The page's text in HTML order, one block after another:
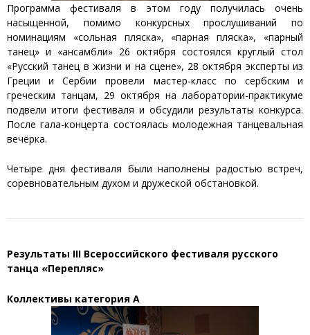
Программа фестиваля в этом году получилась очень
насыщенной, помимо конкурсных прослушиваний по
номинациям «сольная пляска», «парная пляска», «парный
танец» и «ансамбли» 26 октября состоялся круглый стол
«Русский танец в жизни и на сцене», 28 октября эксперты из
Греции и Сербии провели мастер-класс по сербским и
греческим танцам, 29 октября на лаборатории-практикуме
подвели итоги фестиваля и обсудили результаты конкурса.
После гала-концерта состоялась молодежная танцевальная
вечёрка.
Четыре дня фестиваля были наполнены радостью встреч,
соревновательным духом и дружеской обстановкой.
Результаты III Всероссийского фестиваля русского
танца «Перепляс»
Коллективы категория А